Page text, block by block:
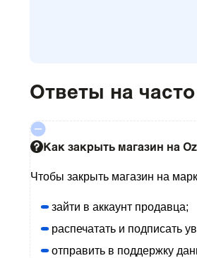
Ответы на
Как закрыть магазин на
Чтобы закрыть магазин на
зайти в аккаунт продавца;
распечатать и подписать
отправить в поддержку